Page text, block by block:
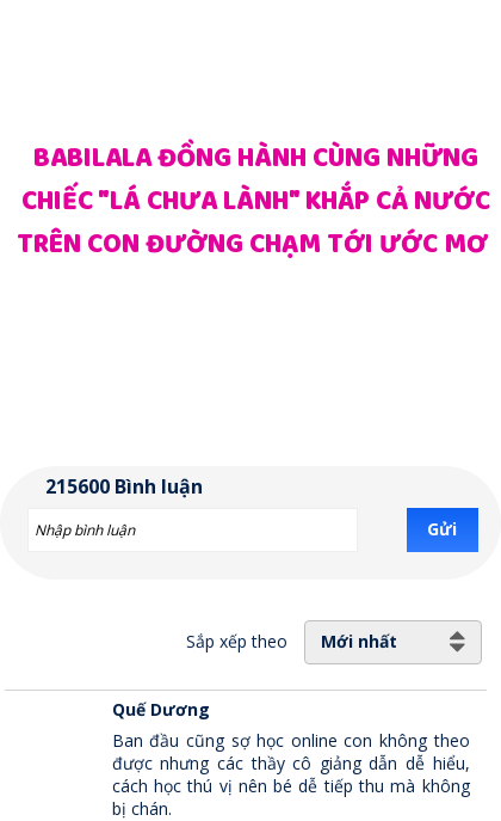
BABILALA ĐỒNG HÀNH CÙNG NHỮNG
CHIẾC "LÁ CHƯA LÀNH" KHẮP CẢ NƯỚC
TRÊN CON ĐƯỜNG CHẠM TỚI ƯỚC MƠ
215600 Bình luận
Mới nhất
Sắp xếp theo
Gửi
Quế Dương
Ban đầu cũng sợ học online con không theo
được nhưng các thầy cô giảng dẫn dễ hiểu,
cách học thú vị nên bé dễ tiếp thu mà không
bị chán.